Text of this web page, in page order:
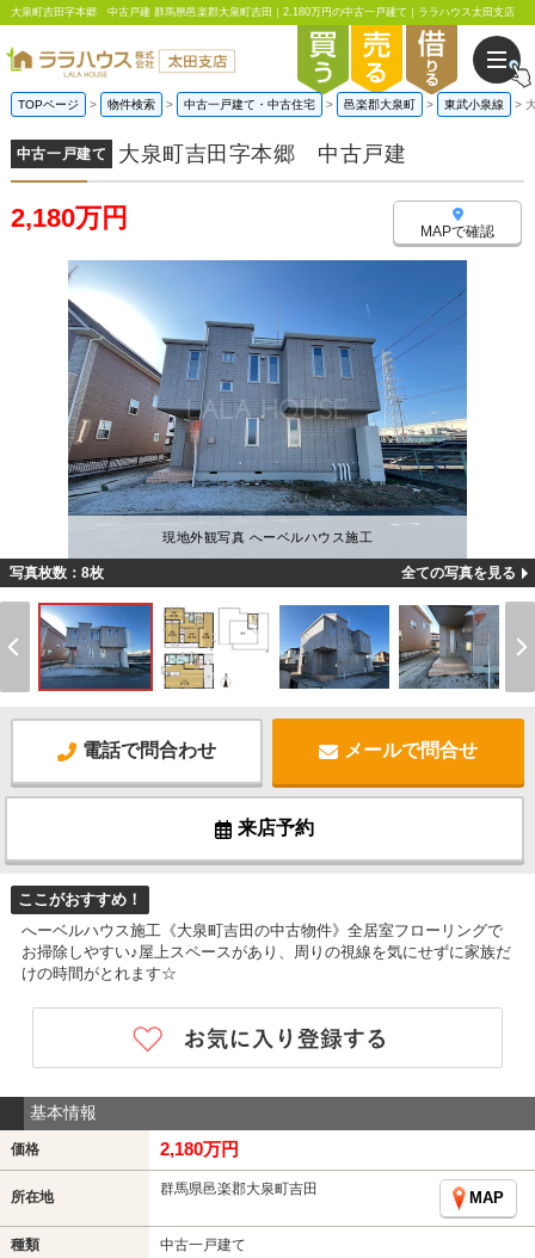
大泉町吉田字本郷 中古戸建 群馬県邑楽郡大泉町吉田｜2,180万円の中古一戸建て｜ララハウス太田支店
TOPページ 物件検索 中古一戸建て・中古住宅 邑楽郡大泉町 東武小泉線
中古一戸建て 大泉町吉田字本郷 中古戸建
2,180万円 MAPで確認
現地外観写真 へーベルハウス施工
写真枚数：8枚 全ての写真を見る
電話で問合わせ メールで問合せ
来店予約
ここがおすすめ！
へーベルハウス施工《大泉町吉田の中古物件》全居室フローリングで
お掃除しやすい♪屋上スペースがあり、周りの視線を気にせずに家族だ
けの時間がとれます☆
基本情報
価格 2,180万円
所在地 群馬県邑楽郡大泉町吉田
MAP
種類 中古一戸建て